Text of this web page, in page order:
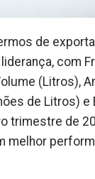
de
com
(Litros),
de Litros) e
trimestre de
melhor